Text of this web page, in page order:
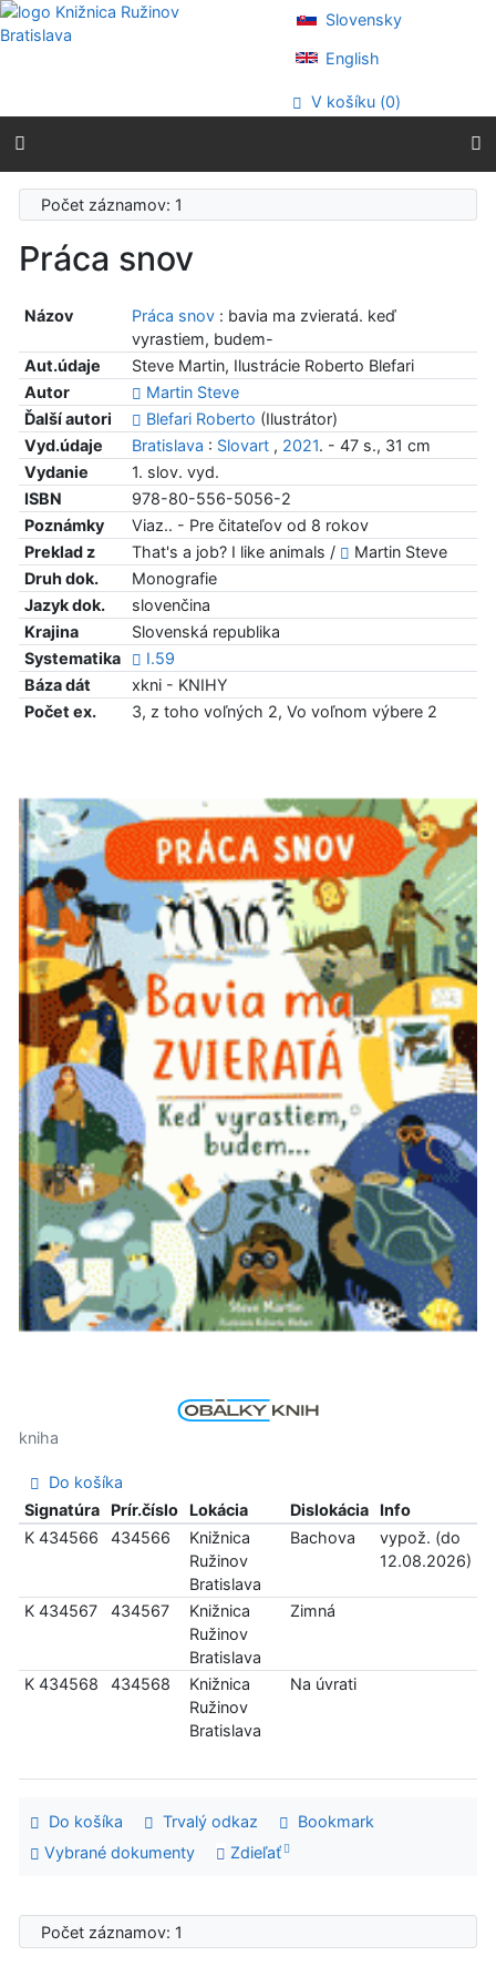
Prejsť na obsah
Prejsť na menu
Prehlásenie o webovej prístupnosti
Slovensky
English
V košíku (0)
Počet záznamov: 1
Práca snov
Názov Práca snov: bavia ma zvieratá. keď
vyrastiem, budem-
Aut.údaje
Steve Martin, Ilustrácie Roberto Blefari
Autor
Martin Steve
Ďalší autori
Blefari Roberto (Ilustrátor)
Vyd.údaje
Bratislava : Slovart, 2021. - 47 s., 31 cm
Vydanie
1. slov. vyd.
ISBN
978-80-556-5056-2
Poznámky
Viaz.. - Pre čitateľov od 8 rokov
Preklad z
That's a job? I like animals /
Martin Steve
Druh dok.
Monografie
Jazyk dok.
slovenčina
Krajina
Slovenská republika
Systematika
I.59
Báza dát
xkni - KNIHY
Počet ex.
3, z toho voľných 2, Vo voľnom výbere 2
kniha
Do košíka
Signatúra
Prír.číslo Lokácia Dislokácia
Info
K 434566
434566
Knižnica
Ružinov
Bratislava
Bachova
vypož. (do
12.08.2026)
K 434567 434567
Knižnica
Ružinov
Bratislava
Zimná
K 434568 434568
Knižnica
Ružinov
Bratislava
Na úvrati
Do košíka Trvalý odkaz
Bookmark
Vybrané dokumenty
Zdieľať
Počet záznamov: 1